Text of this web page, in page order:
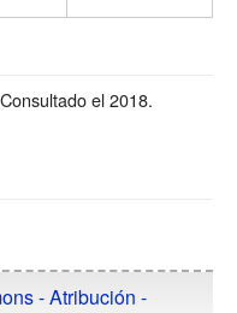
el 2018.
- Atribución -